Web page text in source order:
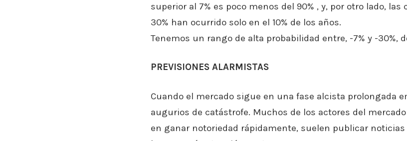
superior al 7% es poco menos del 90% , y, por otro lado,
30% han ocurrido solo en el 10% de los años.
Tenemos un rango de alta probabilidad entre, -7% y -30%,
PREVISIONES ALARMISTAS
Cuando el mercado sigue en una fase alcista prolongada
augurios de catástrofe. Muchos de los actores del
en ganar notoriedad rápidamente, suelen publicar